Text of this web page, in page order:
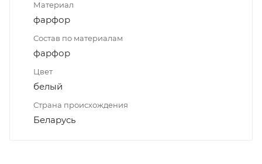
Материал
фарфор
Состав по материалам
фарфор
Цвет
белый
Страна происхождения
Беларусь